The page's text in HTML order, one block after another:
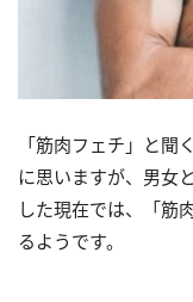
「筋肉フェチ」と聞
に思いますが、男女
した現在では、「筋
るようです。